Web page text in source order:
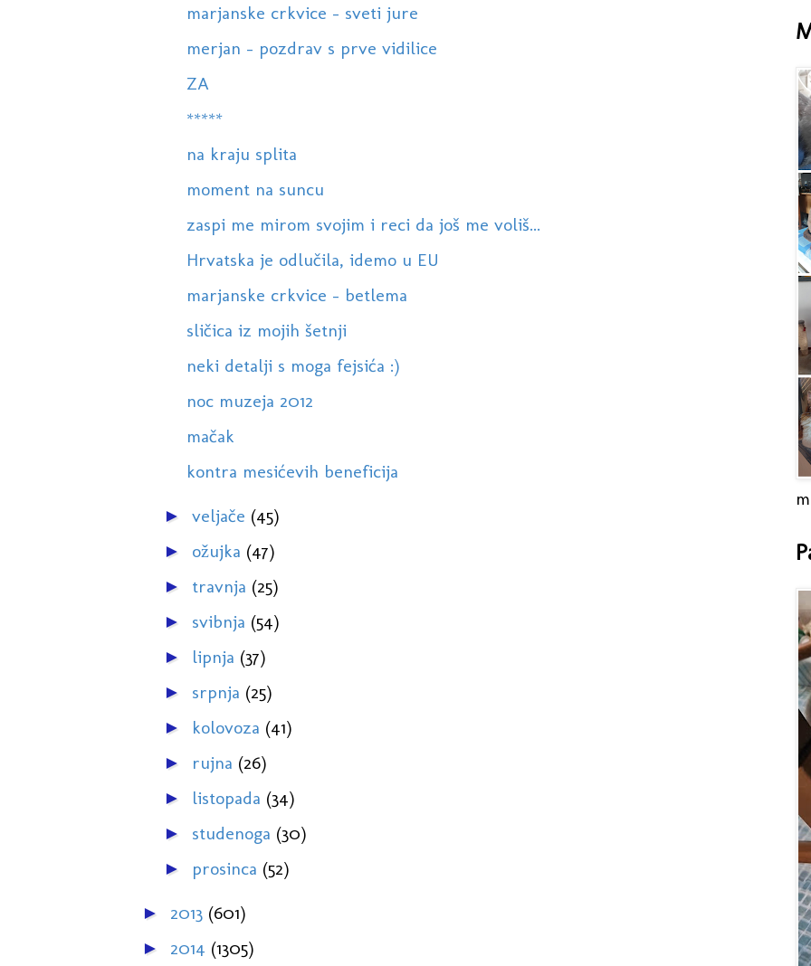
marjanske crkvice - sveti jure
merjan - pozdrav s prve vidilice
ZA
*****
na kraju splita
moment na suncu
zaspi me mirom svojim i reci da još me voliš...
Hrvatska je odlučila, idemo u EU
marjanske crkvice - betlema
sličica iz mojih šetnji
neki detalji s moga fejsića :)
noc muzeja 2012
mačak
kontra mesićevih beneficija
► veljače (45)
► ožujka (47)
► travnja (25)
► svibnja (54)
► lipnja (37)
► srpnja (25)
► kolovoza (41)
► rujna (26)
► listopada (34)
► studenoga (30)
► prosinca (52)
► 2013 (601)
► 2014 (1305)